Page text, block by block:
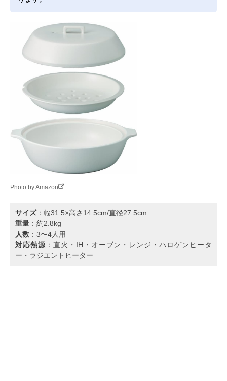
Photo by Amazon
サイズ：幅31.5×高さ14.5cm/直径27.5cm
重量 ：約2.8kg
人数 ：3〜4人用
対応熱源 ：直火・IH・オーブン・レンジ・ハロゲンヒータ
ー・ラジエントヒーター